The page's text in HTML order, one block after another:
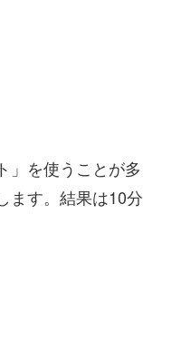
」を使うことが多
ます。結果は10分